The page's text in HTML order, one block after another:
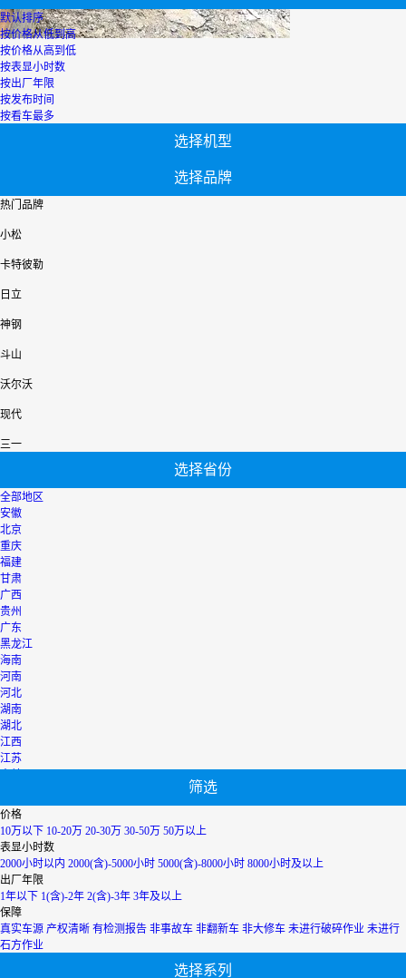
默认排序
按价格从低到高
按价格从高到低
按表显小时数
按出厂年限
按发布时间
按看车最多
选择机型
选择品牌
热门品牌
小松
卡特彼勒
日立
神钢
斗山
沃尔沃
现代
三一
选择省份
全部地区
安徽
北京
重庆
福建
甘肃
广西
贵州
广东
黑龙江
海南
河南
河北
湖南
湖北
江西
江苏
宁夏
内蒙古
青海
上海
陕西
山西
山东
四川
天津
台湾
筛选
价格
10万以下 10-20万 20-30万 30-50万 50万以上
表显小时数
2000小时以内 2000(含)-5000小时 5000(含)-8000小时 8000小时及以上
出厂年限
1年以下 1(含)-2年 2(含)-3年 3年及以上
保障
真实车源 产权清晰 有检测报告 非事故车 非翻新车 非大修车 未进行破碎作业 未进行
石方作业
选择系列